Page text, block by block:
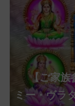
【ご家族
ヴァシャー
【ご家族
ベーラ・マ
【ご家族
ミー・プー
【ご家族
ミー・ヴラ
【ご家族
ャトゥルテ
【ご家族参
ンティー・
【ご家族
トゥルティ
【ご家族
ー・ヴラタ
第220回
パンチャミ
第221回
リー・ジャ
アンナダー